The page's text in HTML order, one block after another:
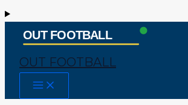
OUT FOOTBALL
Main
Menu